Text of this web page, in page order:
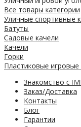
Все товары категории
Уличные спортивные
Батуты
Садовые качели
Качели
Горки
Пластиковые
Знакомство с
Заказ/Доставка
Контакты
Блог
Гарантии